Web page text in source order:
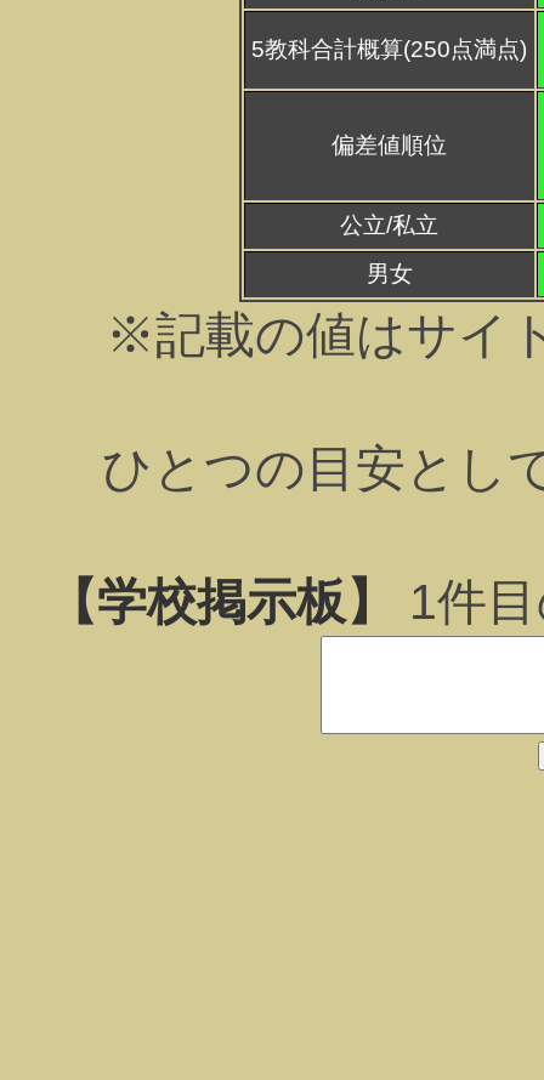
5教科合計概算(250点満点)
偏差値順位
公立/私立
男女
※記載の値はサイ
ひとつの目安とし
【学校掲示板】 1件